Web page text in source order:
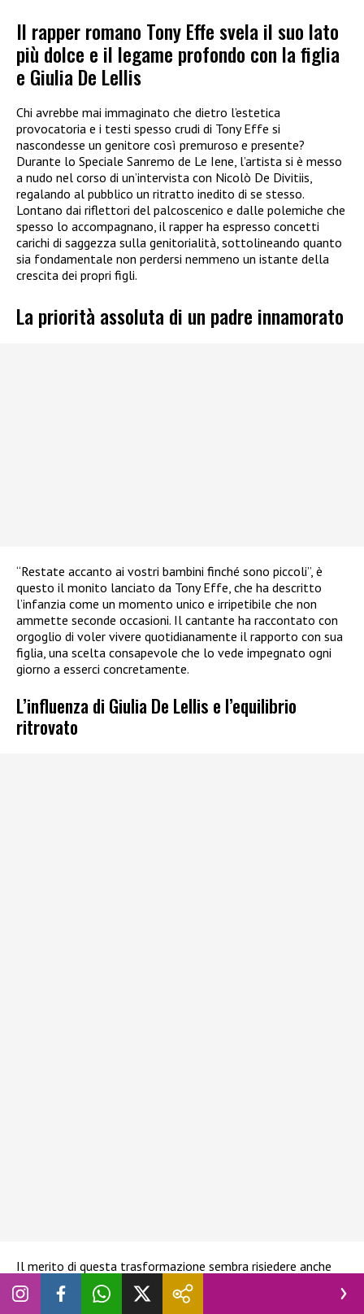
Il rapper romano Tony Effe svela il suo lato
più dolce e il legame profondo con la figlia
e Giulia De Lellis
Chi avrebbe mai immaginato che dietro l’estetica
provocatoria e i testi spesso crudi di Tony Effe si
nascondesse un genitore così premuroso e presente?
Durante lo Speciale Sanremo de Le Iene, l’artista si è messo
a nudo nel corso di un’intervista con Nicolò De Divitiis,
regalando al pubblico un ritratto inedito di se stesso.
Lontano dai riflettori del palcoscenico e dalle polemiche che
spesso lo accompagnano, il rapper ha espresso concetti
carichi di saggezza sulla genitorialità, sottolineando quanto
sia fondamentale non perdersi nemmeno un istante della
crescita dei propri figli.
La priorità assoluta di un padre innamorato
“Restate accanto ai vostri bambini finché sono piccoli”, è
questo il monito lanciato da Tony Effe, che ha descritto
l’infanzia come un momento unico e irripetibile che non
ammette seconde occasioni. Il cantante ha raccontato con
orgoglio di voler vivere quotidianamente il rapporto con sua
figlia, una scelta consapevole che lo vede impegnato ogni
giorno a esserci concretamente.
L’influenza di Giulia De Lellis e l’equilibrio
ritrovato
Il merito di questa trasformazione sembra risiedere anche
nella relazione con la celebre influencer Giulia De Lellis. Tony
Effe non ha nascosto che la compagna ha avuto un ruolo